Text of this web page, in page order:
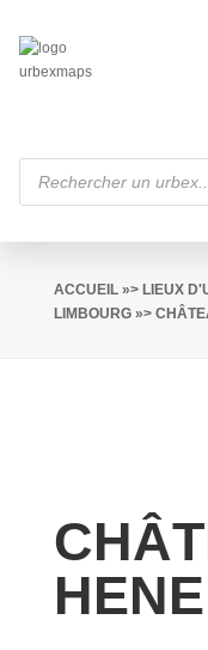
Recherche
produits
ACCUEIL»> LIEUX
LIMBOURG»>
HENE